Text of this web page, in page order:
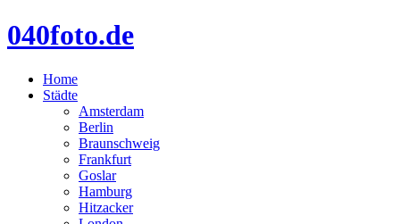
040foto.de
Home
Städte
Amsterdam
Berlin
Braunschweig
Frankfurt
Goslar
Hamburg
Hitzacker